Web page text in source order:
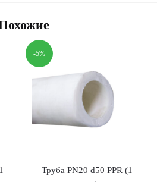
-5%
Труба PN20 d50 PPR (1